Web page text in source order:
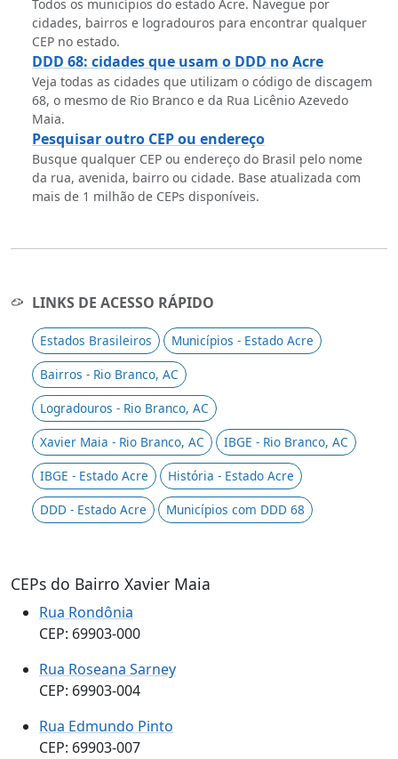
Todos os municípios do estado Acre. Navegue por
cidades, bairros e logradouros para encontrar qualquer
CEP no estado.
DDD 68: cidades que usam o DDD no Acre
Veja todas as cidades que utilizam o código de discagem
68, o mesmo de Rio Branco e da Rua Licênio Azevedo
Maia.
Pesquisar outro CEP ou endereço
Busque qualquer CEP ou endereço do Brasil pelo nome
da rua, avenida, bairro ou cidade. Base atualizada com
mais de 1 milhão de CEPs disponíveis.
LINKS DE ACESSO RÁPIDO
Estados Brasileiros
Municípios - Estado Acre
Bairros - Rio Branco, AC
Logradouros - Rio Branco, AC
Xavier Maia - Rio Branco, AC
IBGE - Rio Branco, AC
IBGE - Estado Acre
História - Estado Acre
DDD - Estado Acre
Municípios com DDD 68
CEPs do Bairro Xavier Maia
Rua Rondônia
CEP: 69903-000
Rua Roseana Sarney
CEP: 69903-004
Rua Edmundo Pinto
CEP: 69903-007